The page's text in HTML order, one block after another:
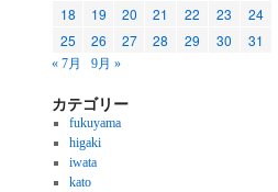
18
19 20 21 22 23
24
25
26 27 28 29 30 31
« 7月 9月 »
カテゴリー
fukuyama
higaki
iwata
kato